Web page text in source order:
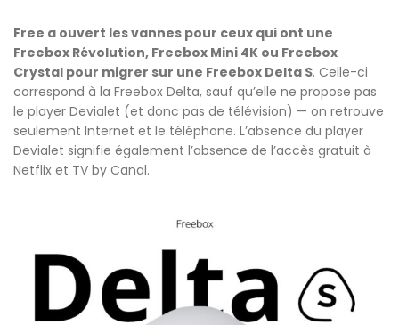
Free a ouvert les vannes pour ceux qui ont une
Freebox Révolution, Freebox Mini 4K ou Freebox
Crystal pour migrer sur une Freebox Delta S. Celle-ci
correspond à la Freebox Delta, sauf qu’elle ne propose pas
le player Devialet (et donc pas de télévision) — on retrouve
seulement Internet et le téléphone. L’absence du player
Devialet signifie également l’absence de l’accès gratuit à
Netflix et TV by Canal.